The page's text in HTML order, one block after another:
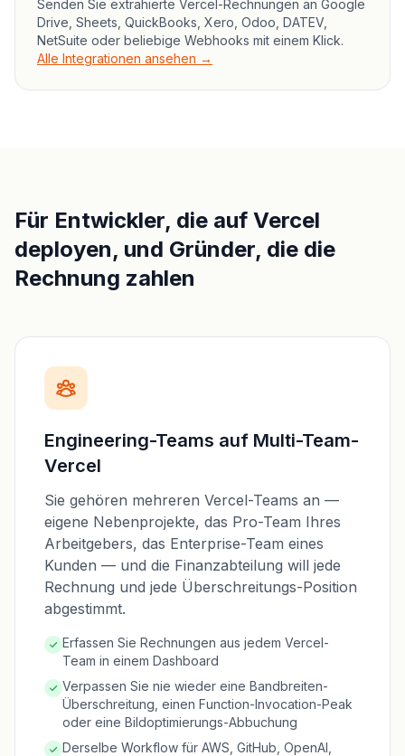
Senden Sie extrahierte Vercel-Rechnungen an Google
Drive, Sheets, QuickBooks, Xero, Odoo, DATEV,
NetSuite oder beliebige Webhooks mit einem Klick.
Alle Integrationen ansehen →
Für Entwickler, die auf Vercel
deployen, und Gründer, die die
Rechnung zahlen
Engineering-Teams auf Multi-Team-
Vercel
Sie gehören mehreren Vercel-Teams an —
eigene Nebenprojekte, das Pro-Team Ihres
Arbeitgebers, das Enterprise-Team eines
Kunden — und die Finanzabteilung will jede
Rechnung und jede Überschreitungs-Position
abgestimmt.
Erfassen Sie Rechnungen aus jedem Vercel-
Team in einem Dashboard
Verpassen Sie nie wieder eine Bandbreiten-
Überschreitung, einen Function-Invocation-Peak
oder eine Bildoptimierungs-Abbuchung
Derselbe Workflow für AWS, GitHub, OpenAI,